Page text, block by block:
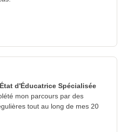
d'Éducatrice Spécialisée
mon parcours par des
tout au long de mes 20